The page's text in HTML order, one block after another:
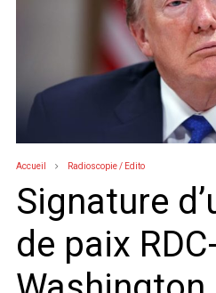
Accueil Radioscopie / Edito
Signature
de paix